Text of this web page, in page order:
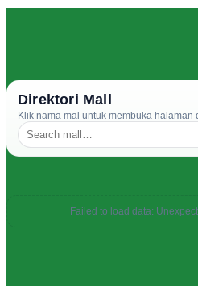
Direktori Mall
Klik nama mal untuk membuka halaman
Failed to load data: